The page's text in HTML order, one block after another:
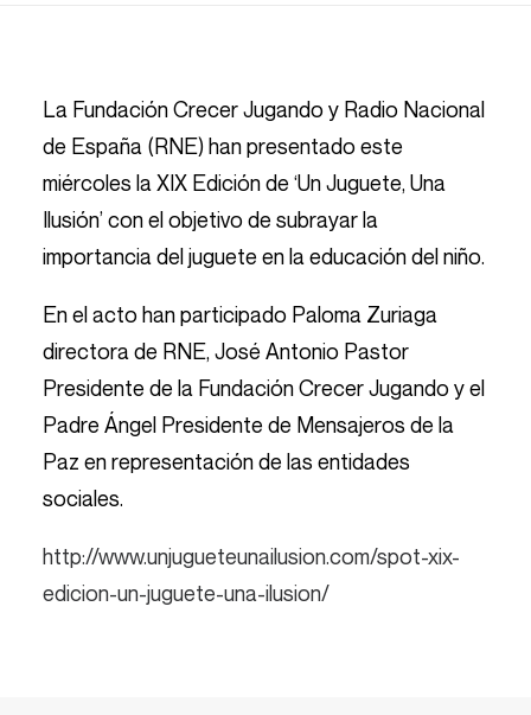
La Fundación Crecer Jugando y Radio Nacional
de España (RNE) han presentado este
miércoles la XIX Edición de ‘Un Juguete, Una
Ilusión’ con el objetivo de subrayar la
importancia del juguete en la educación del niño.
En el acto han participado Paloma Zuriaga
directora de RNE, José Antonio Pastor
Presidente de la Fundación Crecer Jugando y el
Padre Ángel Presidente de Mensajeros de la
Paz en representación de las entidades
sociales.
http://www.unjugueteunailusion.com/spot-xix-
edicion-un-juguete-una-ilusion/